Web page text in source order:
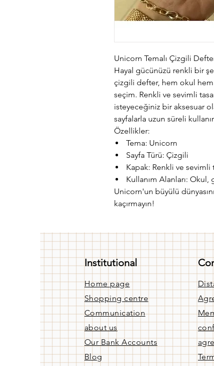
Unicorn Temalı Çizgili
Hayal gücünüzü renkli bir
çizgili defter, hem okul
seçim. Renkli ve sevimli
isteyeceğiniz bir aksesuar
sayfalarla uzun süreli
Özellikler:
Tema: Unicorn
Sayfa Türü: Çizgili
Kapak: Renkli ve sevimli
Kullanım Alanları:
Unicorn'un büyülü
kaçırmayın!
Institutional
Home page
Shopping centre
Communication
about us
Our Bank Accounts
Blog